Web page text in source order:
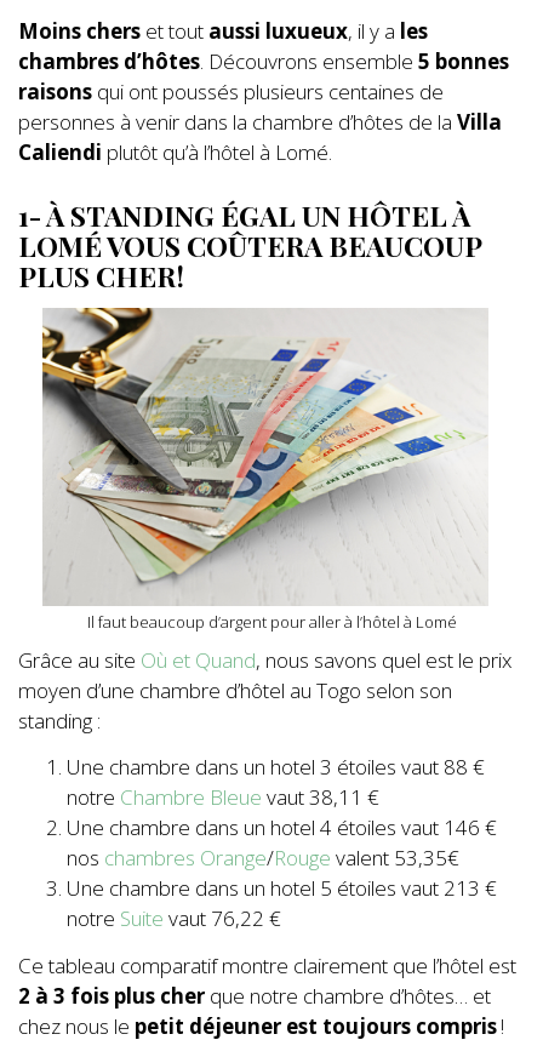
Moins chers et tout aussi luxueux, il y a les
chambres d’hôtes. Découvrons ensemble 5 bonnes
raisons qui ont poussés plusieurs centaines de
personnes à venir dans la chambre d’hôtes de la Villa
Caliendi plutôt qu’à l’hôtel à Lomé.
1- À STANDING ÉGAL UN HÔTEL À
LOMÉ VOUS COÛTERA BEAUCOUP
PLUS CHER !
Il faut beaucoup d’argent pour aller à l’hôtel à Lomé
Grâce au site Où et Quand, nous savons quel est le prix
moyen d’une chambre d’hôtel au Togo selon son
standing :
Une chambre dans un hotel 3 étoiles vaut 88 €
notre Chambre Bleue vaut 38,11 €
Une chambre dans un hotel 4 étoiles vaut 146 €
nos chambres Orange/Rouge valent 53,35€
Une chambre dans un hotel 5 étoiles vaut 213 €
notre Suite vaut 76,22 €
Ce tableau comparatif montre clairement que l’hôtel est
2 à 3 fois plus cher que notre chambre d’hôtes… et
chez nous le petit déjeuner est toujours compris!